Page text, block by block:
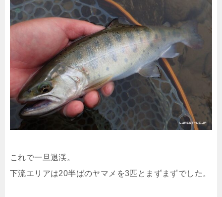
これで一旦退渓。
下流エリアは20半ばのヤマメを3匹とまずまずでした。